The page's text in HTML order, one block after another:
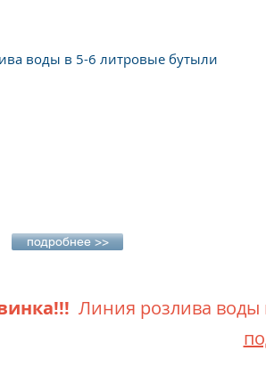
воды в 5-6 литровые бутыли
подробнее >>
Линия розлива